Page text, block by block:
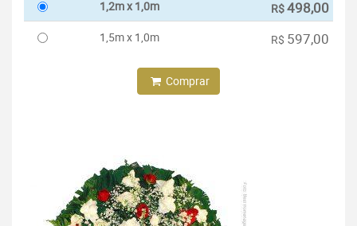
1,2m x 1,0m R$498,00
1,5m x 1,0m R$ 597,00
Comprar